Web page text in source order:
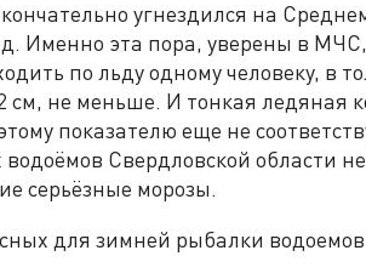
угнездился на
Именно эта пора, уверены в
по льду одному человеку, в
см, не меньше. И тонкая ледяная
показателю еще не
водоёмов Свердловской области
серьёзные морозы.
для зимней рыбалки